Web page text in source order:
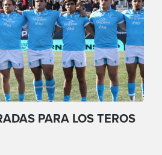
PARA LOS TEROS